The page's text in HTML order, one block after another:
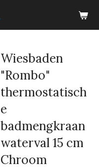
Wiesbaden
"Rombo"
thermostatisch
e
badmengkraan
waterval 15 cm
Chroom